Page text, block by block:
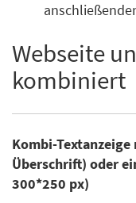
Webseite
kombiniert
Kombi-
Überschrift) oder
300*250 px)